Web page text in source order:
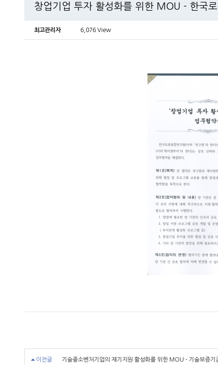
창업기업 투자 활성화를 위한 MOU - 한국
최고관리자 6,076 View
이전글 기술중소벤처기업의 재기지원 활성화를 위한 MOU - 기술보증